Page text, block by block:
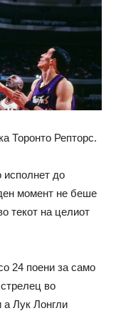
Торонто Репторс.
исполнет до
момент не беше
текот на целиот
24 поени за само
во
а Лук Лонгли